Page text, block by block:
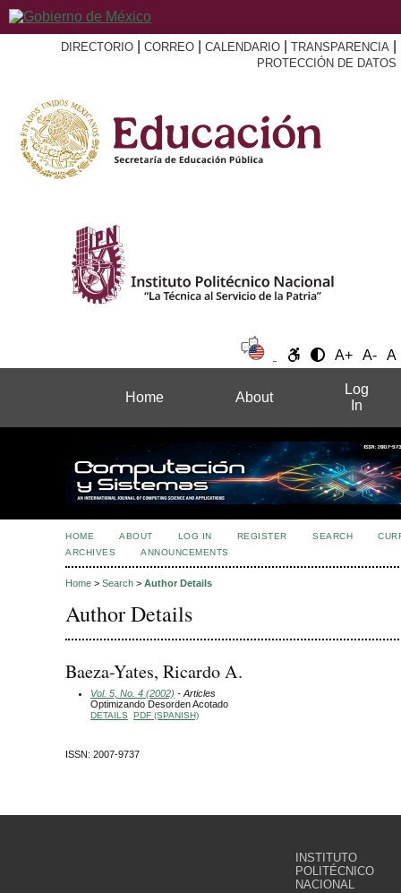
DIRECTORIO CORREO CALENDARIO TRANSPARENCIA
PROTECCIÓN DE DATOS
A+ A- A
Home About
Log
In
HOME ABOUT LOG IN REGISTER SEARCH
ARCHIVES
ANNOUNCEMENTS
Home > Search > Author Details
Author Details
Baeza-Yates, Ricardo A.
Vol. 5, No. 4 (2002) - Articles
Optimizando Desorden Acotado
DETAILS PDF (SPANISH)
ISSN: 2007-9737
INSTITUTO
POLITÉCNICO
NACIONAL